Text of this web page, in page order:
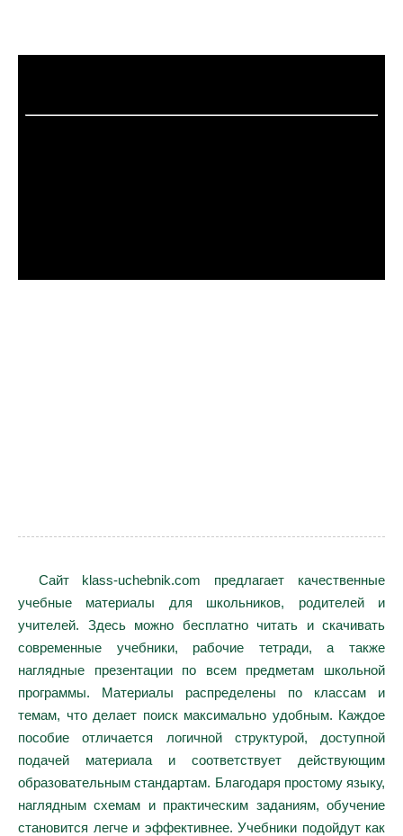
Сайт klass-uchebnik.com предлагает качественные
учебные материалы для школьников, родителей и
учителей. Здесь можно бесплатно читать и скачивать
современные учебники, рабочие тетради, а также
наглядные презентации по всем предметам школьной
программы. Материалы распределены по классам и
темам, что делает поиск максимально удобным. Каждое
пособие отличается логичной структурой, доступной
подачей материала и соответствует действующим
образовательным стандартам. Благодаря простому языку,
наглядным схемам и практическим заданиям, обучение
становится легче и эффективнее. Учебники подойдут как